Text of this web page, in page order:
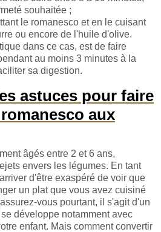
souhaitée ;
le romanesco et en le cuisant
ou encore de l'huile d'olive.
dans ce cas, est de faire
au moins 3 minutes à la
sa digestion.
astuces pour faire
aux
âgés entre 2 et 6 ans,
envers les légumes. En tant
d'être exaspéré de voir que
un plat que vous avez cuisiné
vous pourtant, il s'agit d'un
développe notamment avec
enfant. Mais comment convertir